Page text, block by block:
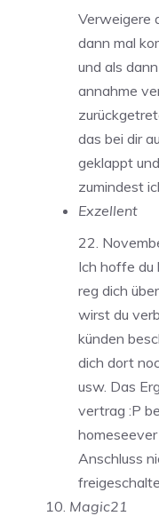
Verweigere
dann mal
und als
annahme
das bei dir
geklappt
zumindest
Exzellent
22.
Ich hoffe du
reg dich
wirst du
künden
dich dort
usw. Das
vertrag :P
Anschluss
Magic21